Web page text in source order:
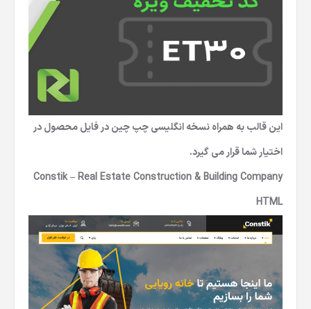
این قالب به همراه نسخه انگلیسی چپ چین در فایل محصول در
اختیار شما قرار می گیرد.
Constik – Real Estate Construction & Building Company
HTML